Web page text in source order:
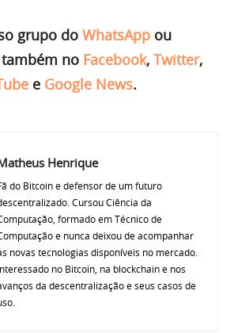
grupo do WhatsApp ou
também no Facebook, Twitter,
e Google News.
Henrique
do Bitcoin e defensor de um futuro
Cursou Ciência da
formado em Técnico de
e nunca deixou de acompanhar
novas tecnologias disponíveis no mercado.
no Bitcoin, na blockchain e nos
da descentralização e seus casos de